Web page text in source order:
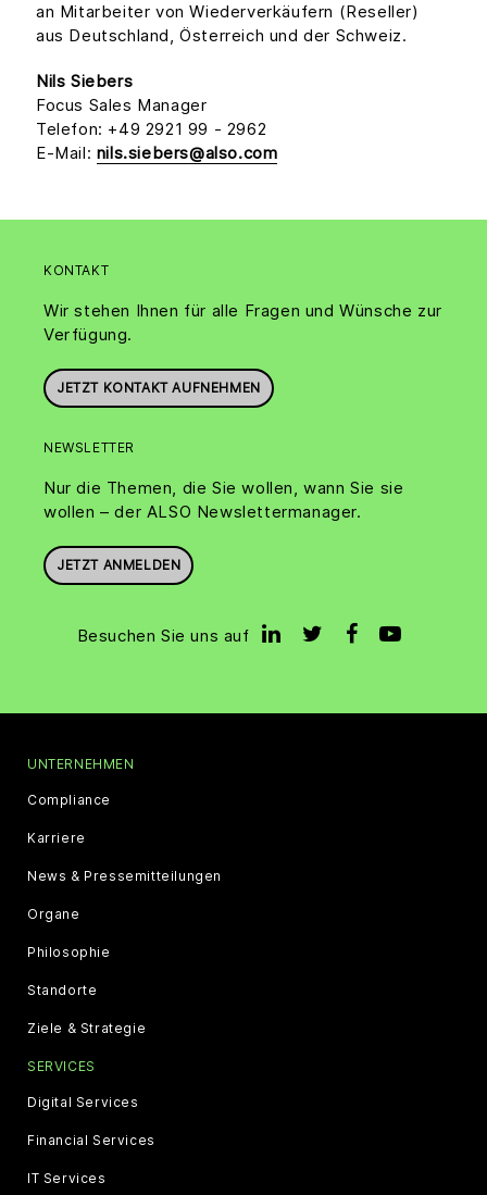
an Mitarbeiter von Wiederverkäufern (Reseller)
aus Deutschland, Österreich und der Schweiz.
Nils Siebers
Focus Sales Manager
Telefon: +49 2921 99 - 2962
E-Mail: nils.siebers@also.com
KONTAKT
Wir stehen Ihnen für alle Fragen und Wünsche zur
Verfügung.
JETZT KONTAKT AUFNEHMEN
NEWSLETTER
Nur die Themen, die Sie wollen, wann Sie sie
wollen – der ALSO Newslettermanager.
JETZT ANMELDEN
Besuchen Sie uns auf
UNTERNEHMEN
Compliance
Karriere
News & Pressemitteilungen
Organe
Philosophie
Standorte
Ziele & Strategie
SERVICES
Digital Services
Financial Services
IT Services